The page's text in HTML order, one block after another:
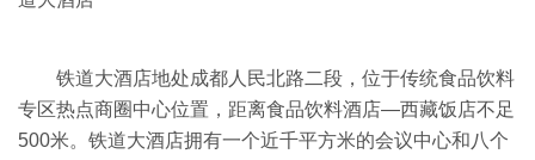
铁道大酒店地处成都人民北路二段，位于传统食品饮料
专区热点商圈中心位置，距离食品饮料酒店—西藏饭店不足
500米。铁道大酒店拥有一个近千平方米的会议中心和八个